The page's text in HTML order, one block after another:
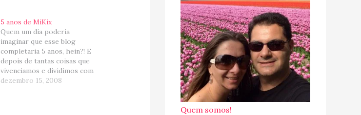
5 anos de MiKix
Quem um dia poderia
imaginar que esse blog
completaria 5 anos, hein?! E
depois de tantas coisas que
vivenciamos e dividimos com
vocês... estamos aqui firmes
dezembro 15, 2008
Quem somos!